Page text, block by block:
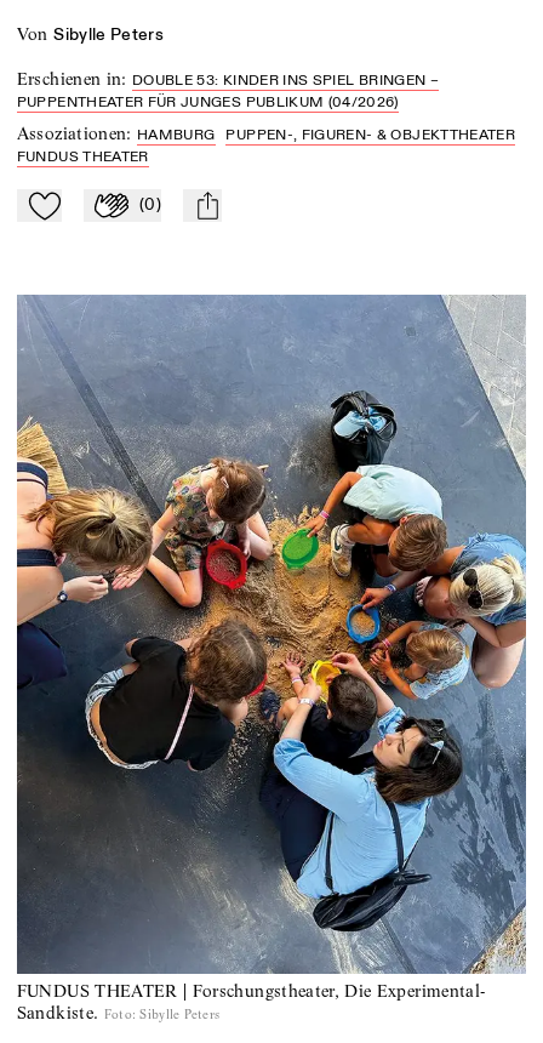
von Sibylle Peters
Erschienen in: DOUBLE 53: KINDER INS SPIEL BRINGEN –
PUPPENTHEATER FÜR JUNGES PUBLIKUM (04/2026)
Assoziationen: HAMBURG
PUPPEN-, FIGUREN- & OBJEKTTHEATER
FUNDUS THEATER
Zu Mein-TdZ hinzufügen
Applaudieren
(0) mail
FUNDUS THEATER | Forschungstheater, Die Experimental-
Sandkiste. Foto: Sibylle Peters